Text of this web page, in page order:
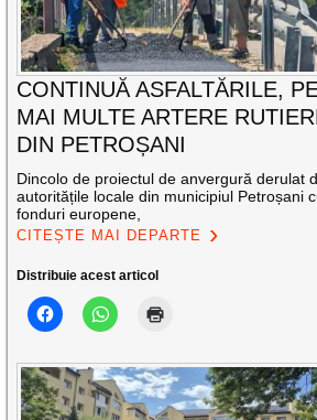
CONTINUĂ ASFALTĂRILE,
MAI MULTE ARTERE
DIN PETROȘANI
Dincolo de proiectul de anvergură derulat
autoritățile locale din municipiul Petroșani
fonduri europene,
CITEȘTE MAI DEPARTE
Distribuie acest articol